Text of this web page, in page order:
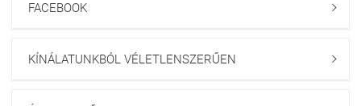
FACEBOOK 
KÍNÁLATUNKBÓL VÉLETLENSZERŰEN 